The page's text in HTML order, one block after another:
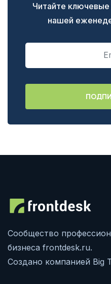
Читайте
нашей
Сообщество
бизнеса frontdesk.ru.
Создано компанией Big